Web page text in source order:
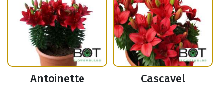
Antoinette Cascavel